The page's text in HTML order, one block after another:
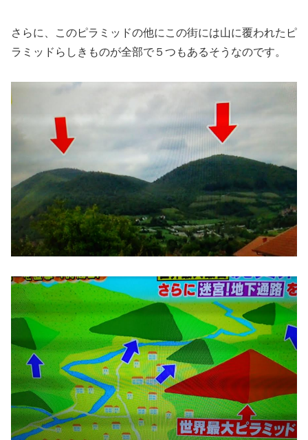
さらに、このピラミッドの他にこの街には山に覆われたピ
ラミッドらしきものが全部で５つもあるそうなのです。